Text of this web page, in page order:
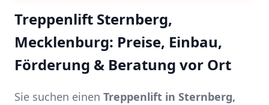
Treppenlift Sternberg,
Mecklenburg: Preise, Einbau,
Förderung & Beratung vor Ort
Sie suchen einen Treppenlift in Sternberg,